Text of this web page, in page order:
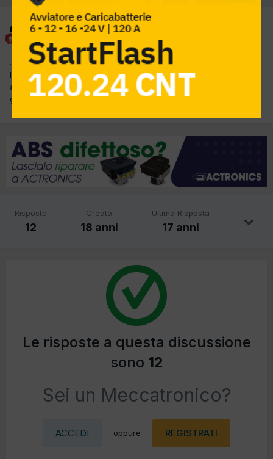
GG71
16 Luglio 2008
....e questa e' mai capitata a qualcuno???Se cammini docilmente
la macchina va perfetta,come affondi x fare un sorpasso si
accende la spia epc e la macchina ti si spegne.....in memoria
guasti:"1187 controllo pressione alimentazione comune"...
Risposte
12
Creato
18 anni
Ultima Risposta
17 anni
Le risposte a questa discussione
sono 12
Sei un Meccatronico?
ACCEDI oppure REGISTRATI